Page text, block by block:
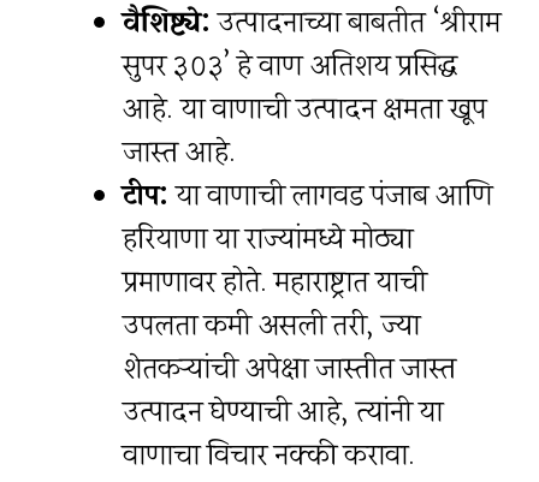
वैशिष्ट्ये:उत्पादनाच्या बाबतीत ‘श्रीराम
सुपर ३०३’ हे वाण अतिशय प्रसिद्ध
आहे. या वाणाची उत्पादन क्षमता खूप
जास्त आहे.
टीप:या वाणाची लागवड पंजाब आणि
हरियाणा या राज्यांमध्ये मोठ्या
प्रमाणावर होते. महाराष्ट्रात याची
उपलब्धता कमी असली तरी, ज्या
शेतकऱ्यांची अपेक्षा जास्तीत जास्त
उत्पादन घेण्याची आहे, त्यांनी या
वाणाचा विचार नक्की करावा.